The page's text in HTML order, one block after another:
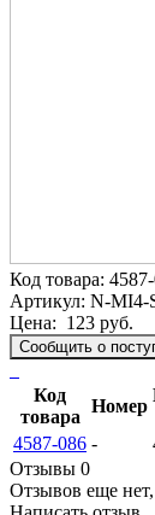
Код товара:
Артикул: N-MI4-
Цена: 123 руб.
Сообщить о
Код
товара
Номер
4587-086 -
Отзывы 0
Отзывов еще